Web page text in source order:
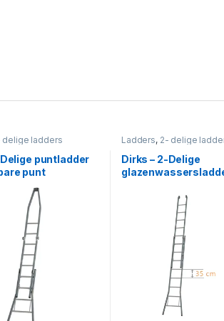
delige ladders
puntladder
punt
Ladders, 2- delige
Dirks – 2-Delige